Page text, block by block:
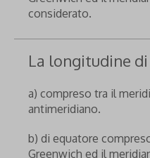
considerato.
La longitudine
a) compreso tra il
antimeridiano.
b) di equatore
Greenwich ed il